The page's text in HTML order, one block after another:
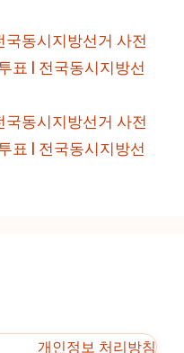
동시지방선거 사전
표 | 전국동시지방선
동시지방선거 사전
표 | 전국동시지방선
개인정보 처리방침